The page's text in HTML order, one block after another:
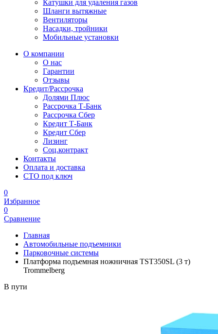
Катушки для удаления газов
Шланги вытяжные
Вентиляторы
Насадки, тройники
Мобильные установки
О компании
О нас
Гарантии
Отзывы
Кредит/Рассрочка
Долями Плюс
Рассрочка Т-Банк
Рассрочка Сбер
Кредит Т-Банк
Кредит Сбер
Лизинг
Соц.контракт
Контакты
Оплата и доставка
СТО под ключ
0
Избранное
0
Сравнение
Главная
Автомобильные подъемники
Парковочные системы
Платформа подъемная ножничная TST350SL (3 т)
Trommelberg
В пути